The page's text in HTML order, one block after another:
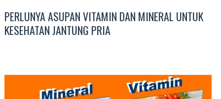
PERLUNYA ASUPAN VITAMIN DAN MINERAL UNTUK
KESEHATAN JANTUNG PRIA